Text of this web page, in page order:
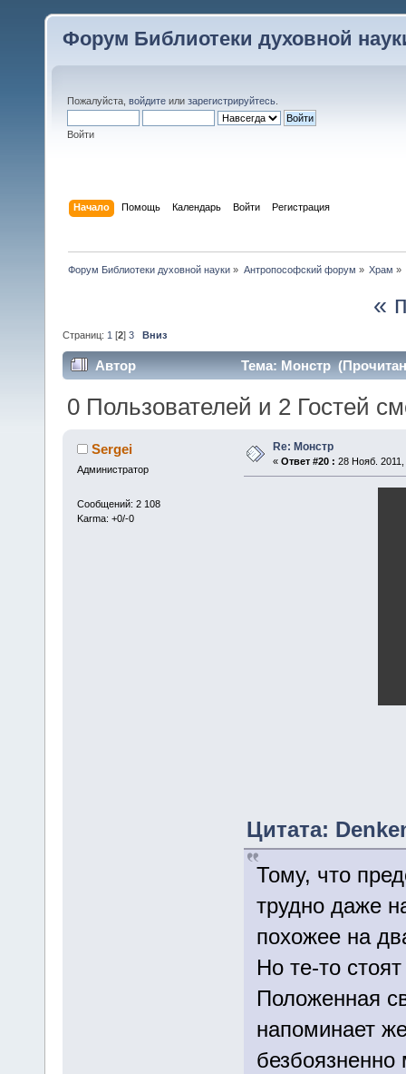
Форум Библиотеки духовной
Пожалуйста, войдите или зарегистрируйтесь
Войти
Начало Помощь Календарь Войти Регистрация
Форум Библиотеки духовной науки » Антропософский форум » Храм »
«
Страниц: 1 [2] 3 Вниз
Автор Тема: Монстр
0 Пользователей и 2 Гостей
Sergei
Администратор
Сообщений: 2 108
Karma: +0/-0
Re: Монстр
« Ответ #20 : 28 Нояб.
Цитата:
Тому, что
трудно даже
похожее на
Но те-то
Положенная
напоминает